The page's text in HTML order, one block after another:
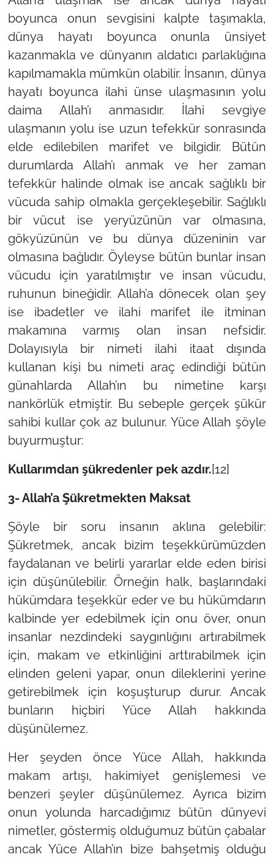
boyunca onun sevgisini kalpte taşımakla,
dünya hayatı boyunca onunla ünsiyet
kazanmakla ve dünyanın aldatıcı parlaklığına
kapılmamakla mümkün olabilir. İnsanın, dünya
hayatı boyunca ilahi ünse ulaşmasının yolu
daima Allah’ı anmasıdır. İlahi sevgiye
ulaşmanın yolu ise uzun tefekkür sonrasında
elde edilebilen marifet ve bilgidir. Bütün
durumlarda Allah’ı anmak ve her zaman
tefekkür halinde olmak ise ancak sağlıklı bir
vücuda sahip olmakla gerçekleşebilir. Sağlıklı
bir vücut ise yeryüzünün var olmasına,
gökyüzünün ve bu dünya düzeninin var
olmasına bağlıdır. Öyleyse bütün bunlar insan
vücudu için yaratılmıştır ve insan vücudu,
ruhunun bineğidir. Allah’a dönecek olan şey
ise ibadetler ve ilahi marifet ile itminan
makamına varmış olan insan nefsidir.
Dolayısıyla bir nimeti ilahi itaat dışında
kullanan kişi bu nimeti araç edindiği bütün
günahlarda Allah’ın bu nimetine karşı
nankörlük etmiştir. Bu sebeple gerçek şükür
sahibi kullar çok az bulunur. Yüce Allah şöyle
buyurmuştur:
Kullarımdan şükredenler pek azdır.[12]
3- Allah’a Şükretmekten Maksat
Şöyle bir soru insanın aklına gelebilir:
Şükretmek, ancak bizim teşekkürümüzden
faydalanan ve belirli yararlar elde eden birisi
için düşünülebilir. Örneğin halk, başlarındaki
hükümdara teşekkür eder ve bu hükümdarın
kalbinde yer edebilmek için onu över, onun
insanlar nezdindeki saygınlığını artırabilmek
için, makam ve etkinliğini arttırabilmek için
elinden geleni yapar, onun dileklerini yerine
getirebilmek için koşuşturup durur. Ancak
bunların hiçbiri Yüce Allah hakkında
düşünülemez.
Her şeyden önce Yüce Allah, hakkında
makam artışı, hakimiyet genişlemesi ve
benzeri şeyler düşünülemez. Ayrıca bizim
onun yolunda harcadığımız bütün dünyevi
nimetler, göstermiş olduğumuz bütün çabalar
ancak Yüce Allah’ın bize bahşetmiş olduğu